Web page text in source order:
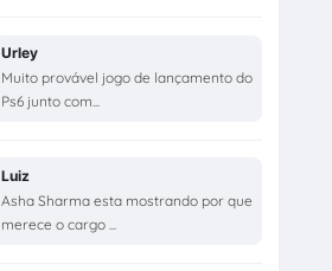
Urley
Muito provável jogo de lançamento do
Ps6 junto com...
Luiz
Asha Sharma esta mostrando por que
merece o cargo ...